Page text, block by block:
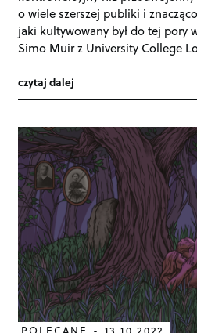
o wiele szerszej publiki i
jaki kultywowany był do tej pory
Simo Muir z University College
czytaj dalej